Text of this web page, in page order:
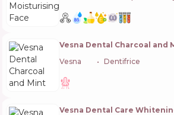
Vesna Dental Charcoal and
Vesna
Dentifrice
Vesna Dental Care